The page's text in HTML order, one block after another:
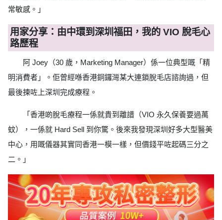
常敏感。」
用家分享：由中環到深圳福田，我的 VIO 脫毛心
路歷程
阿 Joey（30 歲，Marketing Manager）係一位典型嘅「精
明消費者」。佢曾經喺香港銅鑼灣某大連鎖脫毛店諮詢過，但
最後揀咗上深圳完成療程。
「香港啲脫毛療程一係就貴到離譜（VIO 永久保養要過萬
蚊），一係就 Hard Sell 到你驚。後來我發現深圳好多大型醫美
中心，用嘅儀器其實同香港一模一樣，但價錢平咗起碼三分之
二。」